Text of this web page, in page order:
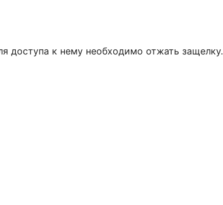
доступа к нему необходимо отжать защелку.